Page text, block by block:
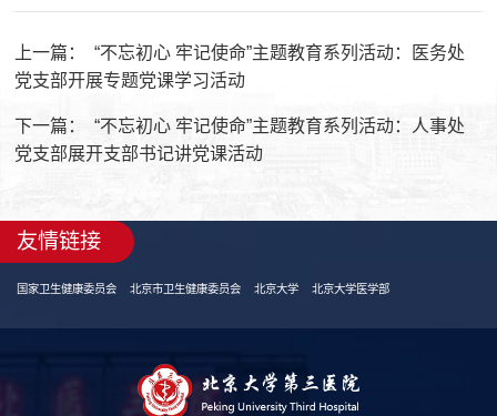
上一篇：
“不忘初心 牢记使命”主题教育系列活动：医务处
党支部开展专题党课学习活动
下一篇：
“不忘初心 牢记使命”主题教育系列活动：人事处
党支部展开支部书记讲党课活动
友情链接
国家卫生健康委员会 北京市卫生健康委员会 北京大学 北京大学医学部